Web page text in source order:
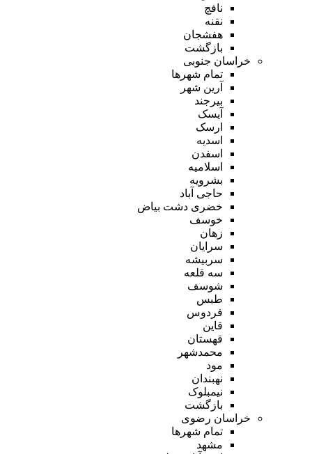
نافچ
نقنه
هفشجان
بازگشت
خراسان جنوبی
تمام شهر‌ها
آرین شهر
بیرجند
آیسک
ارسک
اسدیه
اسفدن
اسلامیه
بشرویه
حاجی آباد
خضری دشت بیاض
خوسف
زهان
سرایان
سربیشه
سه قلعه
شوسف
طبس
فردوس
قاین
قهستان
محمدشهر
مود
نهبندان
نیمبلوک
بازگشت
خراسان رضوی
تمام شهر‌ها
مشهد